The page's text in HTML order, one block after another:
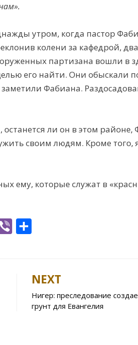
утром, когда пастор
колени за кафедрой, два
партизана вошли в
его найти. Они обыскали
заметили Фабиана.
ли он в этом районе,
своим людям. Кроме того,
ему, которые служат в
Vi
e
NEXT
Нигер: преследование
грунт для Евангелия